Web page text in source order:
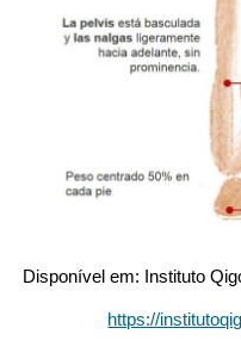
Disponível em: Instituto
https://